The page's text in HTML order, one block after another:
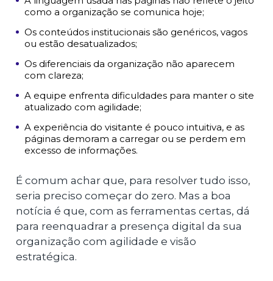
como a organização se comunica hoje;
Os conteúdos institucionais são genéricos, vagos
ou estão desatualizados;
Os diferenciais da organização não aparecem
com clareza;
A equipe enfrenta dificuldades para manter o site
atualizado com agilidade;
A experiência do visitante é pouco intuitiva, e as
páginas demoram a carregar ou se perdem em
excesso de informações.
É comum achar que, para resolver tudo isso,
seria preciso começar do zero. Mas a boa
notícia é que, com as ferramentas certas, dá
para reenquadrar a presença digital da sua
organização com agilidade e visão
estratégica.